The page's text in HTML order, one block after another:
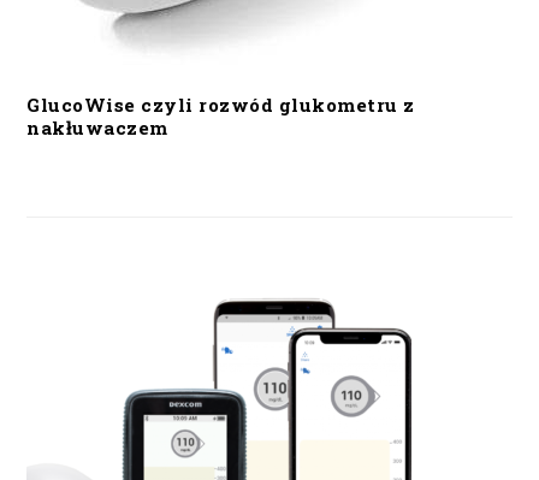
GlucoWise czyli rozwód glukometru z
nakłuwaczem